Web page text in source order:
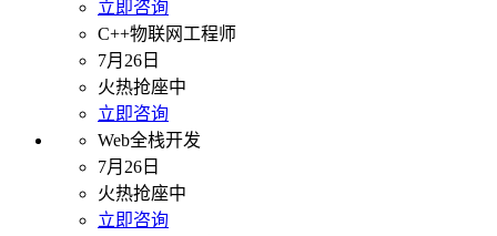
立即咨询
C++物联网工程师
7月26日
火热抢座中
立即咨询
Web全栈开发
7月26日
火热抢座中
立即咨询